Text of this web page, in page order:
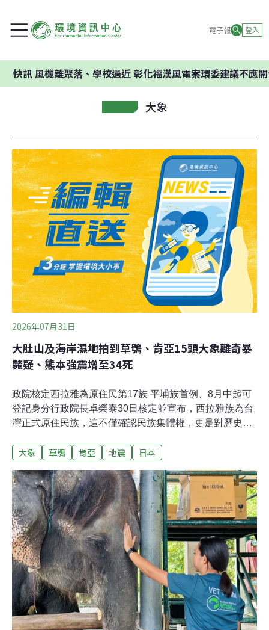
電子報 登入
離聚落、學校過近 彰化福漢風電案環委建議不應開發
大象
2026年07月31日
大肚山及海岸濕地拍到草鴞、肯亞15頭大象離奇暴
斃疑、熊本強震增至34死
政院核定西拉雅為原住民第17族 平埔族首例、8月中起可
登記身分行政院長卓榮泰30日核定並宣布，西拉雅族為台
灣正式原住民族，這不僅確認民族集體權，更是對歷史正
定，請原民會持續審議，2027年原住民族相關預算也會增
半世紀現蹤中部地區林業保育署台中分署近年在台中大肚
台地淺山及海岸濕地，營造友善棲地並架設相機監測，近
日成功拍攝到草鴞身影，更新中部活動範圍的紀錄，將續
推動復育，逐步串聯友善棲地。過去一般認為草鴞分布熱
區多位於台南、嘉義、高雄及屏東等南部地區，但歷史紀
錄顯示，1960年代大肚山台地曾有草鴞繁殖紀錄，顯示大
肚山台地及周邊草生環境，可能曾是草鴞的重要棲地之
一。（中央社報導）
大象 草鴞 肯亞 地震 日本